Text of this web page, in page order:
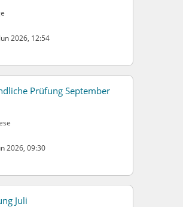
2026, 12:54
Prüfung September
2026, 09:30
Juli